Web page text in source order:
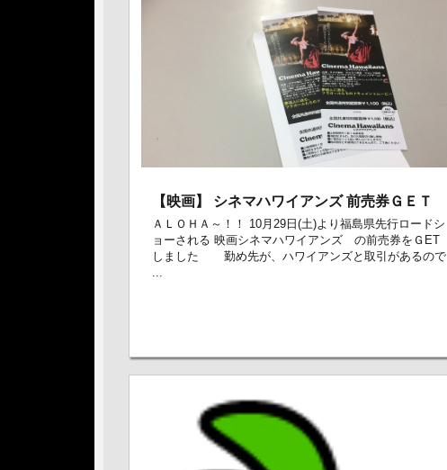
【映画】 シネマハワイアンズ 前売券ＧＥＴ
ＡＬＯＨＡ～！！ 10月29日(土)より福島県先行ロードシ
ョーされる 映画シネマハワイアンズ の前売券をＧET
しました 勤め先が、ハワイアンズと取引があるので